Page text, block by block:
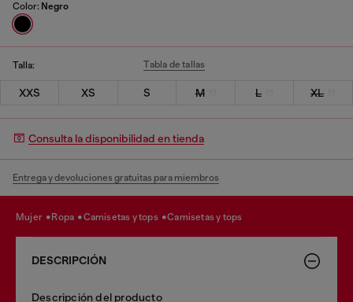
Color: Negro
Talla: Tabla de tallas
XXS XS S M L XL
Consulta la disponibilidad en tienda
Entrega y devoluciones gratuitas para miembros
mujer ropa camisetas y tops camisetas y tops
DESCRIPCIÓN
Descripción del producto